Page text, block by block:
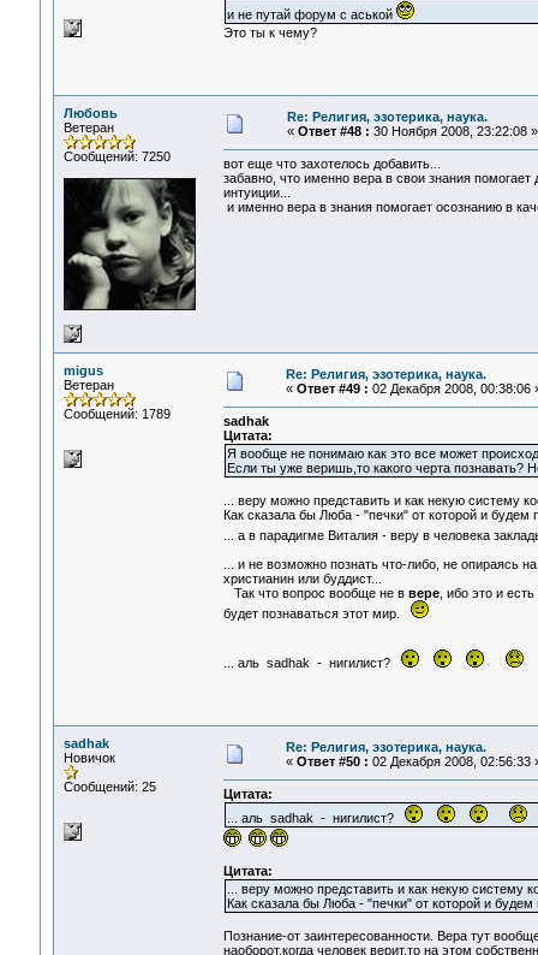
и не путай форум с аськой
Это ты к чему?
Любовь
Ветеран
Сообщений: 7250
Re: Религия, эзотерика, наука.
« Ответ #48 : 30 Ноября 2008, 23:22:08 »
вот еще что захотелось добавить...
забавно, что именно вера в свои знания
интуиции...
и именно вера в знания помогает осознанию в
migus
Ветеран
Сообщений: 1789
Re: Религия, эзотерика, наука.
« Ответ #49 : 02 Декабря 2008, 00:38:06
sadhak
Цитата:
Я вообще не понимаю как это все может
Если ты уже веришь,то какого черта познавать?
... веру можно представить и как некую систему
Как сказала бы Люба - "печки" от которой и будем
... а в парадигме Виталия - веру в человека
... и не возможно познать что-либо, не опираясь
христианин или буддист...
Так что вопрос вообще не в вере, ибо это и
будет познаваться этот мир.
... аль sadhak - нигилист?
sadhak
Новичок
Сообщений: 25
Re: Религия, эзотерика, наука.
« Ответ #50 : 02 Декабря 2008, 02:56:33
Цитата:
... аль sadhak - нигилист?
Цитата:
... веру можно представить и как некую систему
Как сказала бы Люба - "печки" от которой и
Познание-от заинтересованности. Вера тут
наоборот,когда человек верит,то на этом